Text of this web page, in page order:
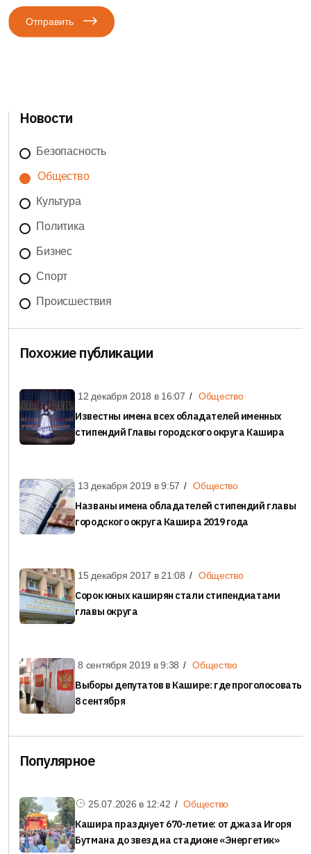
Отправить
Новости
Безопасность
Общество
Культура
Политика
Бизнес
Спорт
Происшествия
Похожие публикации
12 декабря 2018 в 16:07 Общество
Известны имена всех обладателей именных
стипендий Главы городского округа Кашира
13 декабря 2019 в9:57 Общество
Названы имена обладателей стипендий главы
городского округа Кашира 2019 года
15 декабря 2017 в 21:08 Общество
Сорок юных каширян стали стипендиатами
главы округа
8 сентября 2019 в9:38 Общество
Выборы депутатов в Кашире: где проголосовать
8 сентября
Популярное
25.07.2026 в 12:42 Общество
Кашира празднует 670-летие: от джаза Игоря
Бутмана до звезд на стадионе «Энергетик»